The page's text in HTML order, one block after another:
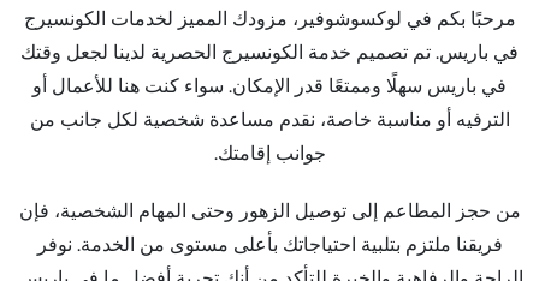
مرحبًا بكم في لوكسوشوفير، مزودك المميز لخدمات الكونسيرج
في باريس. تم تصميم خدمة الكونسيرج الحصرية لدينا لجعل وقتك
في باريس سهلًا وممتعًا قدر الإمكان. سواء كنت هنا للأعمال أو
الترفيه أو مناسبة خاصة، نقدم مساعدة شخصية لكل جانب من
جوانب إقامتك.
من حجز المطاعم إلى توصيل الزهور وحتى المهام الشخصية، فإن
فريقنا ملتزم بتلبية احتياجاتك بأعلى مستوى من الخدمة. نوفر